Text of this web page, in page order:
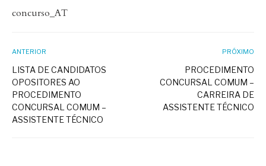
concurso_AT
ANTERIOR
LISTA DE CANDIDATOS
OPOSITORES AO
PROCEDIMENTO
CONCURSAL COMUM –
ASSISTENTE TÉCNICO
PRÓXIMO
PROCEDIMENTO
CONCURSAL COMUM –
CARREIRA DE
ASSISTENTE TÉCNICO